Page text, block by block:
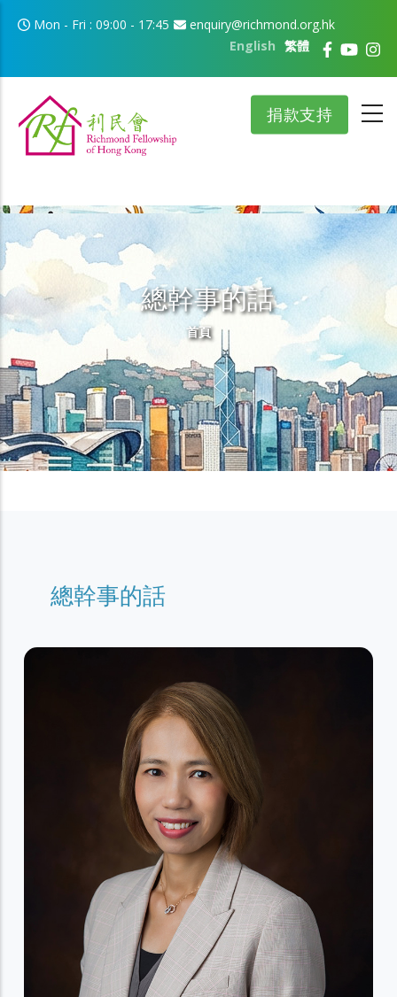
移至主內容
Mon - Fri : 09:00 - 17:45
enquiry@richmond.org.hk
繁體
English
捐款支持
總幹事的話
導航連結
首頁
總幹事的話